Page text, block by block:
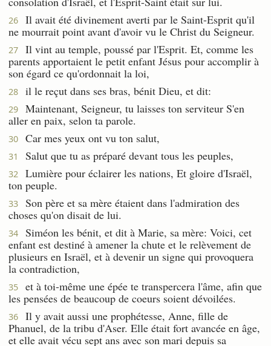
26
Il avait été divinement averti par le Saint-Esprit qu'il
ne mourrait point avant d'avoir vu le Christ du Seigneur.
27
Il vint au temple, poussé par l'Esprit. Et, comme les
parents apportaient le petit enfant Jésus pour accomplir à
son égard ce qu'ordonnait la loi,
28 il le reçut dans ses bras, bénit Dieu, et dit:
29
Maintenant, Seigneur, tu laisses ton serviteur S'en
aller en paix, selon ta parole.
30 Car mes yeux ont vu ton salut,
31 Salut que tu as préparé devant tous les peuples,
32
Lumière pour éclairer les nations, Et gloire d'Israël,
ton peuple.
33
Son père et sa mère étaient dans l'admiration des
choses qu'on disait de lui.
34
Siméon les bénit, et dit à Marie, sa mère: Voici, cet
enfant est destiné à amener la chute et le relèvement de
plusieurs en Israël, et à devenir un signe qui provoquera
la contradiction,
35
et à toi-même une épée te transpercera l'âme, afin que
les pensées de beaucoup de coeurs soient dévoilées.
36
Il y avait aussi une prophétesse, Anne, fille de
Phanuel, de la tribu d'Aser. Elle était fort avancée en âge,
et elle avait vécu sept ans avec son mari depuis sa